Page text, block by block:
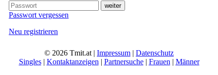
Passwort vergessen
Neu registrieren
© 2026 Tmit.at | Impressum | Datenschutz
Singles| Kontaktanzeigen | Partnersuche| Frauen | Männer